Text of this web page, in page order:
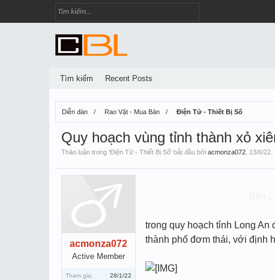
Diễn đàn Rao Vặt - Mua Bán Điện Tử - Thiết Bị Số
Quy hoạch vùng tỉnh thành xỏ
Thảo luận trong 'Điện Tử - Thiết Bị Số' bắt đầu bởi acmonza072 13/6/22
acmonza072
Active Member
Tham gia:
28/1/22
trong quy hoạch tỉnh Long
thành phố đơm thái, với định
Tìm kiếm Recent Posts